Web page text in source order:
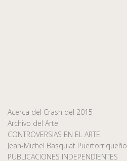
Acerca del Crash del 2015
Archivo del Arte
CONTROVERSIAS EN EL ARTE
Jean-Michel Basquiat Puertorriqueño
PUBLICACIONES INDEPENDIENTES